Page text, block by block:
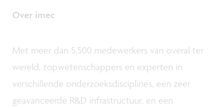
Over imec
Met meer dan 5.500 medewerkers van overal ter
wereld, topwetenschappers en experten in
verschillende onderzoeksdisciplines, een zeer
geavanceerde R&D infrastructuur, en een